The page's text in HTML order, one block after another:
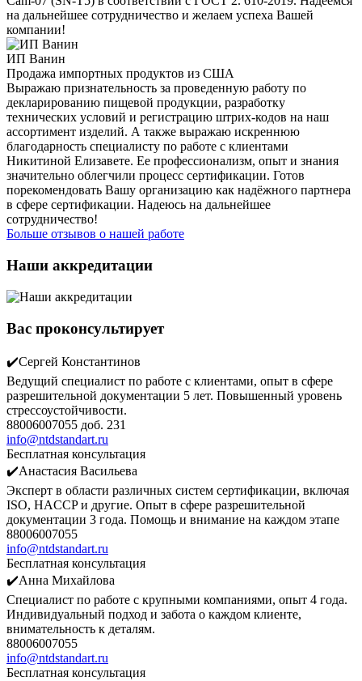
на дальнейшее сотрудничество и желаем успеха Вашей
компании!
ИП Ванин
Продажа импортных продуктов из США
Выражаю признательность за проведенную работу по
декларированию пищевой продукции, разработку
технических условий и регистрацию штрих-кодов на наш
ассортимент изделий. А также выражаю искреннюю
благодарность специалисту по работе с клиентами
Никитиной Елизавете. Ее профессионализм, опыт и знания
значительно облегчили процесс сертификации. Готов
порекомендовать Вашу организацию как надёжного партнера
в сфере сертификации. Надеюсь на дальнейшее
сотрудничество!
Больше отзывов о нашей работе
Наши аккредитации
Вас проконсультирует
✔️Сергей Константинов
Ведущий специалист по работе с клиентами, опыт в сфере
разрешительной документации 5 лет. Повышенный уровень
стрессоустойчивости.
88006007055 доб. 231
info@ntdstandart.ru
Бесплатная консультация
✔️Анастасия Васильева
Эксперт в области различных систем сертификации, включая
ISO, HACCP и другие. Опыт в сфере разрешительной
документации 3 года. Помощь и внимание на каждом этапе
88006007055
info@ntdstandart.ru
Бесплатная консультация
✔️Анна Михайлова
Специалист по работе с крупными компаниями, опыт 4 года.
Индивидуальный подход и забота о каждом клиенте,
внимательность к деталям.
88006007055
info@ntdstandart.ru
Бесплатная консультация